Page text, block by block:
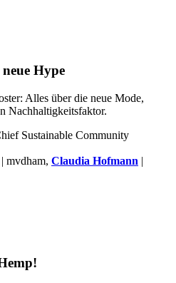
Hype
Alles über die neue Mode,
Nachhaltigkeitsfaktor.
Sustainable Community
| mvdham, Claudia Hofmann |